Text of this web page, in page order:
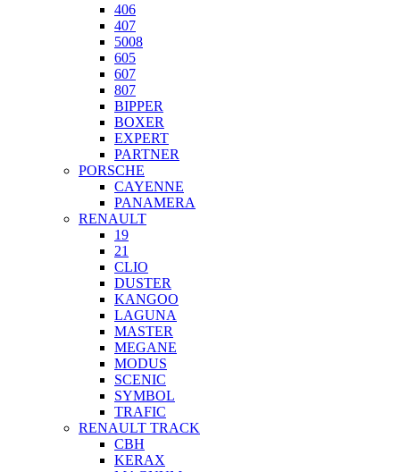
406
407
5008
605
607
807
BIPPER
BOXER
EXPERT
PARTNER
PORSCHE
CAYENNE
PANAMERA
RENAULT
19
21
CLIO
DUSTER
KANGOO
LAGUNA
MASTER
MEGANE
MODUS
SCENIC
SYMBOL
TRAFIC
RENAULT TRACK
CBH
KERAX